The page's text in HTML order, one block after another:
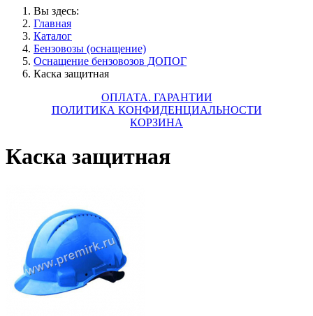
Вы здесь:
Главная
Каталог
Бензовозы (оснащение)
Оснащение бензовозов ДОПОГ
Каска защитная
ОПЛАТА. ГАРАНТИИ
ПОЛИТИКА КОНФИДЕНЦИАЛЬНОСТИ
КОРЗИНА
Каска защитная